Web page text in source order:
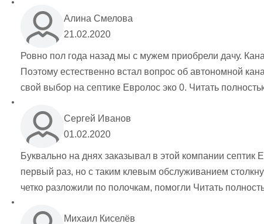
Алина Смелова
21.02.2020
Ровно пол года назад мы с мужем приобрели дачу.
Поэтому естественно встал вопрос об автономной
свой выбор на септике Евролос эко 0. Читать
Сергей Иванов
01.02.2020
Буквально на днях заказывал в этой компании
первый раз, но с таким клевым обслуживанием
четко разложили по полочкам, помогли Читать
Михаил Киселёв